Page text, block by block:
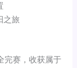
之旅
完赛，收获属于